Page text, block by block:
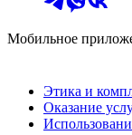
Мобильное
Этика и
Оказание